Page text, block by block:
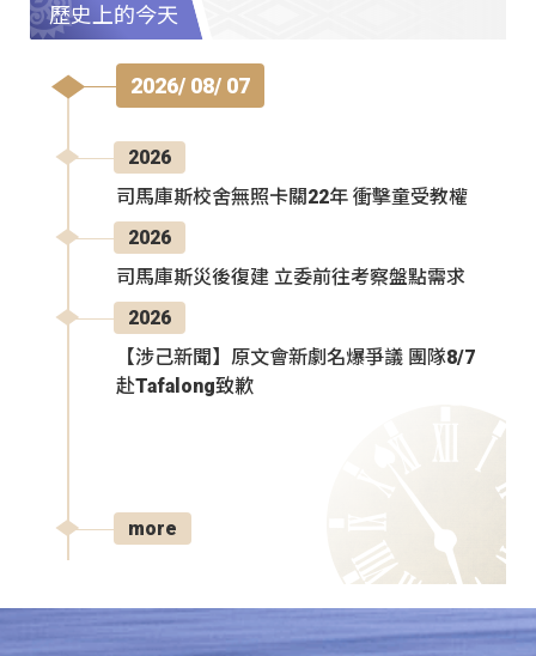
歷史上的今天
2026/ 08/ 07
2026
司馬庫斯校舍無照卡關22年 衝擊童受教權
2026
司馬庫斯災後復建 立委前往考察盤點需求
2026
【涉己新聞】原文會新劇名爆爭議 團隊8/7
赴Tafalong致歉
more